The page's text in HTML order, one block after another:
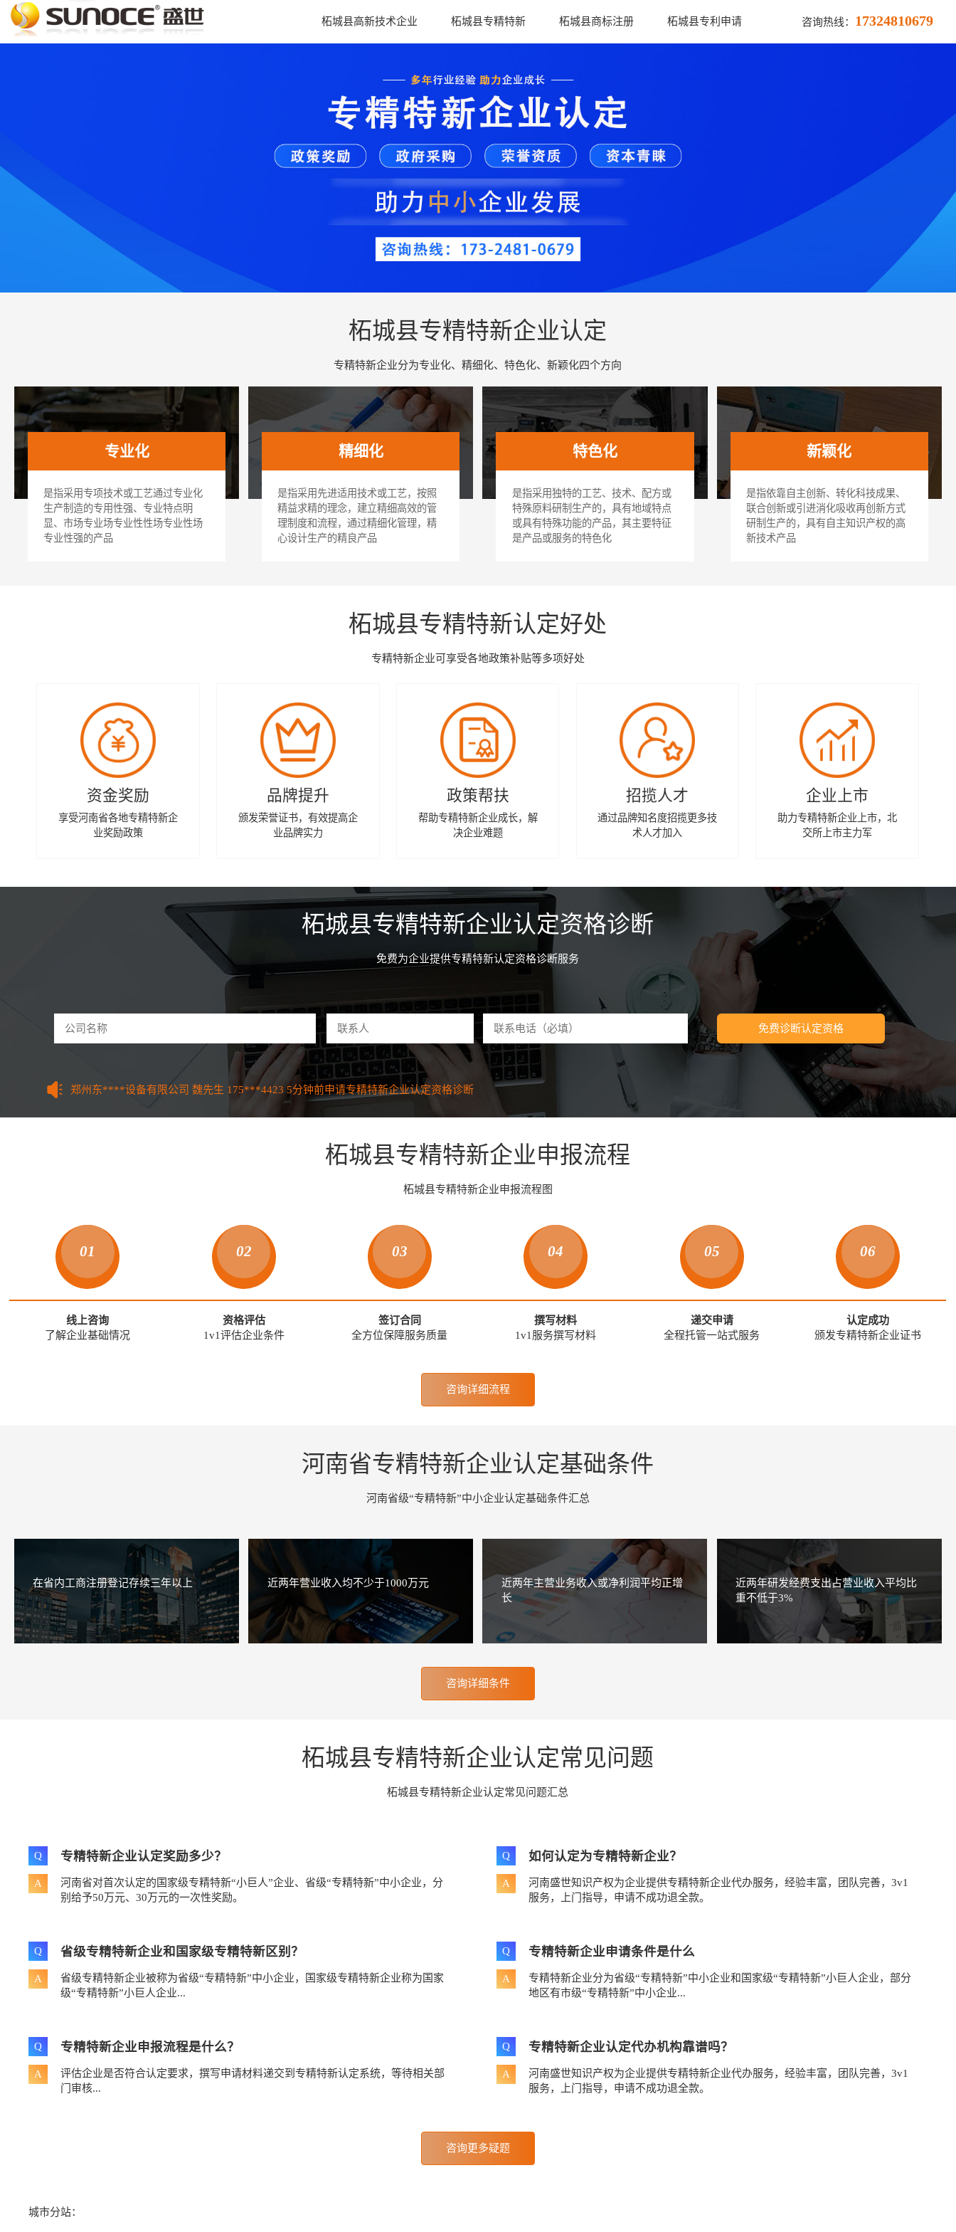
柘城县高新技术企业 柘城县专精特新 柘城县商标注册 柘城县专利申请 咨询热线： 17324810679
柘城县专精特新企业认定
专精特新企业分为专业化、精细化、特色化、新颖化四个方向
专业化
是指采用专项技术或工艺通过专业化
生产制造的专用性强、专业特点明
显、市场专业场专业性性场专业性场
专业性强的产品
精细化
是指采用先进适用技术或工艺，按照
精益求精的理念，建立精细高效的管
理制度和流程，通过精细化管理，精
心设计生产的精良产品
特色化
是指采用独特的工艺、技术、配方或
特殊原料研制生产的，具有地域特点
或具有特殊功能的产品，其主要特征
是产品或服务的特色化
新颖化
是指依靠自主创新、转化科技成果、
联合创新或引进消化吸收再创新方式
研制生产的，具有自主知识产权的高
新技术产品
柘城县专精特新认定好处
专精特新企业可享受各地政策补贴等多项好处
资金奖励
享受河南省各地专精特新企
业奖励政策
品牌提升
颁发荣誉证书，有效提高企
业品牌实力
政策帮扶
帮助专精特新企业成长，解
决企业难题
招揽人才
通过品牌知名度招揽更多技
术人才加入
企业上市
助力专精特新企业上市，北
交所上市主力军
柘城县专精特新企业认定资格诊断
免费为企业提供专精特新认定资格诊断服务
免费诊断认定资格
驻马店和****技术有限公司 曹先生156***777059分钟前申请专精特新企业认定资格诊断
135***8995 3分钟前申请 专精特新企业认定资格
诊断
郑州东****设备有限公司 魏先生
175***4423 5分钟前申请专精特新企业认定资格
开封鼎****技术有限公司 张先生 158***9661 9分钟前申请专精特新企业认定资格诊断
许昌红****管理有限公司 吕女士
12分钟前申请
洛阳餐****科技有限公司 刘先生133***962118分钟前申请专精特新企业认定资格诊断
26分钟前申请专精特新企业认定资格诊断
34分钟前申请 专精特新企业认定资格诊断
专精特新企业认定资格诊断
濮阳汇****管理有限公司 蒋女生130***6931 专精特新企业认定资格
漯河创****机械有限公司 苏先生
135***9244 专精特新企业认定资格
三门峡美****医疗有限公司 刘女生
187***3769 专精特新企业认定资格
南阳科****股份有限公司 冯先生 159***3602 专精特新企业认定资格
驻马店和****技术有限公司 曹先生156***7770 专精特新企业认定资格
河南怀****网络科技公司 李先生135***8995 专精特新企业认定资格
柘城县专精特新企业申报流程
柘城县专精特新企业申报流程图
01
线上咨询
了解企业基础情况
02
资格评估
1v1评估企业条件
03
签订合同
全方位保障服务质量
04
撰写材料
1v1服务撰写材料
05
递交申请
全程托管一站式服务
06
认定成功
颁发专精特新企业证书
咨询详细流程
河南省专精特新企业认定基础条件
河南省级“专精特新”中小企业认定基础条件汇总
在省内工商注册登记存续三年以上 近两年营业收入均不少于1000万元
近两年主营业务收入或净利润平均正增
长
近两年研发经费支出占营业收入平均比
重不低于3%
咨询详细条件
柘城县专精特新企业认定常见问题
柘城县专精特新企业认定常见问题汇总
Q 专精特新企业认定奖励多少？
A
河南省对首次认定的国家级专精特新“小巨人”企业、省级“专精特新”中小企业，分
别给予50万元、30万元的一次性奖励。
Q 如何认定为专精特新企业？
A
河南盛世知识产权为企业提供专精特新企业代办服务，经验丰富，团队完善，3v1
服务，上门指导，申请不成功退全款。
Q 省级专精特新企业和国家级专精特新区别？
A
省级专精特新企业被称为省级“专精特新”中小企业，国家级专精特新企业称为国家
级“专精特新”小巨人企业...
Q 专精特新企业申请条件是什么
A
专精特新企业分为省级“专精特新”中小企业和国家级“专精特新”小巨人企业，部分
地区有市级“专精特新”中小企业...
Q 专精特新企业申报流程是什么？
A
评估企业是否符合认定要求，撰写申请材料递交到专精特新认定系统，等待相关部
门审核...
Q 专精特新企业认定代办机构靠谱吗？
A
河南盛世知识产权为企业提供专精特新企业代办服务，经验丰富，团队完善，3v1
服务，上门指导，申请不成功退全款。
咨询更多疑题
城市分站：